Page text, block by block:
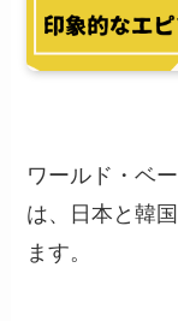
ワールド・ベ
は、日本と韓
ます。